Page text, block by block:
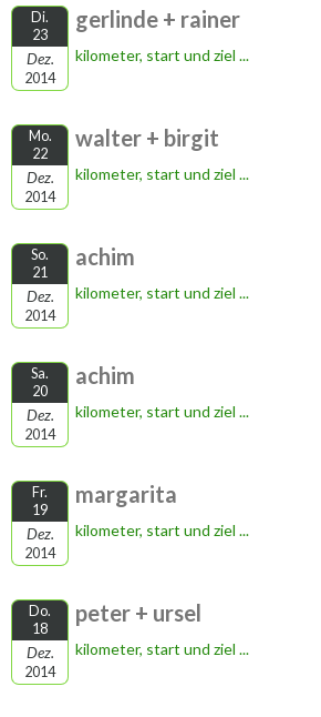
Di.
23
Dez.
2014
gerlinde + rainer
kilometer, start und ziel ...
Mo.
22
Dez.
2014
walter + birgit
kilometer, start und ziel ...
So.
21
Dez.
2014
achim
kilometer, start und ziel ...
Sa.
20
Dez.
2014
achim
kilometer, start und ziel ...
Fr.
19
Dez.
2014
margarita
kilometer, start und ziel ...
Do.
18
Dez.
2014
peter + ursel
kilometer, start und ziel ...